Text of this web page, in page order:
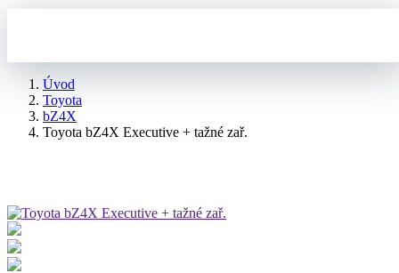
Úvod
Toyota
bZ4X
Toyota bZ4X Executive + tažné zař.